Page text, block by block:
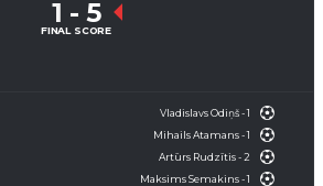
1 - 5
FINAL SCORE
Vladislavs Odiņš - 1
Mihails Atamans - 1
Artūrs Rudzītis - 2
Maksims Semakins - 1